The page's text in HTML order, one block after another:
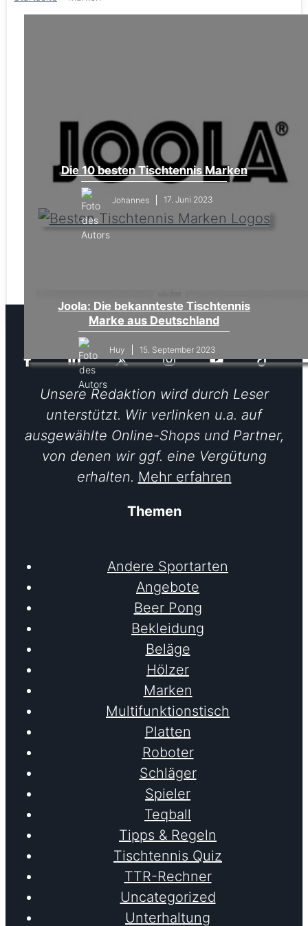
Joola: Die bekannteste Tischtennis
Marke aus Deutschland
Huy 15. September 2023
Die 10 besten Tischtennis Marken
Johannes 17. Juni 2023
Folge uns
Unsere Redaktion wird durch Leser
unterstützt. Wir verlinken u.a. auf
ausgewählte Online-Shops und Partner,
von denen wir ggf. eine Vergütung
erhalten. Mehr erfahren
Themen
Andere Sportarten
Angebote
Beer Pong
Bekleidung
Beläge
Hölzer
Marken
Multifunktionstisch
Platten
Roboter
Schläger
Spieler
Teqball
Tipps & Regeln
Tischtennis Quiz
TTR-Rechner
Uncategorized
Unterhaltung